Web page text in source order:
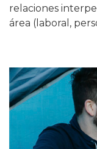
relaciones
área (laboral,